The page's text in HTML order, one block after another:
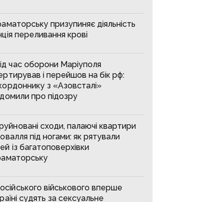
призупиняє діяльність
переливання крові
час оборони Маріуполя
і перейшов на бік рф:
з «Азовсталі»
про підозру
сходи, палаючі квартири
під ногами: як рятували
із багатоповерхівки
військового вперше
судять за сексуальне